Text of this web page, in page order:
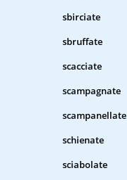
sbirciate
sbruffate
scacciate
scampagnate
scampanellate
schienate
sciabolate